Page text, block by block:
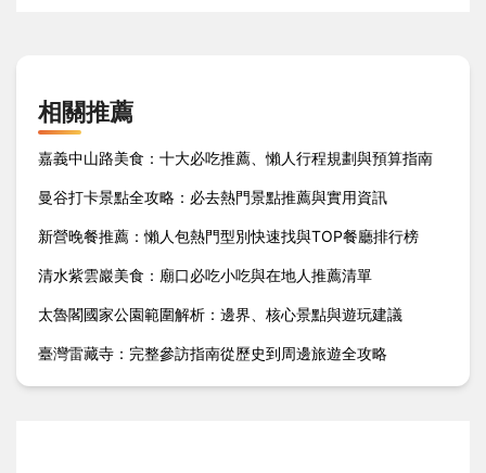
相關推薦
嘉義中山路美食：十大必吃推薦、懶人行程規劃與預算指南
曼谷打卡景點全攻略：必去熱門景點推薦與實用資訊
新營晚餐推薦：懶人包熱門型別快速找與TOP餐廳排行榜
清水紫雲巖美食：廟口必吃小吃與在地人推薦清單
太魯閣國家公園範圍解析：邊界、核心景點與遊玩建議
臺灣雷藏寺：完整參訪指南從歷史到周邊旅遊全攻略